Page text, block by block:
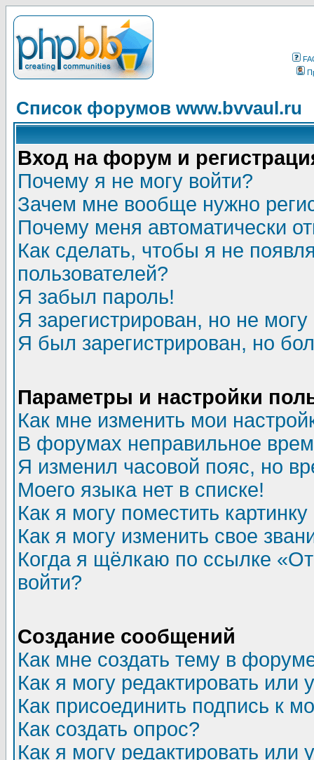
Список форумов www.bvvaul.ru
Вход на форум и
Почему я не могу войти?
Зачем мне вообще нужно
Почему меня автоматически
Как сделать, чтобы я не
пользователей?
Я забыл пароль!
Я зарегистрирован, но не могу
Я был зарегистрирован, но
Параметры и настройки
Как мне изменить мои
В форумах неправильное
Я изменил часовой пояс, но
Моего языка нет в списке!
Как я могу поместить
Как я могу изменить свое
Когда я щёлкаю по ссылке
войти?
Создание сообщений
Как мне создать тему в
Как я могу редактировать или
Как присоединить подпись к
Как создать опрос?
Как я могу редактировать или